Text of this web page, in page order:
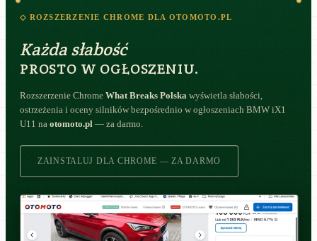
◇ ROZSZERZENIE CHROME DLA OTOMOTO.PL
Każda słabość
PROSTO W OGŁOSZENIU.
Rozszerzenie Chrome What Breaks Polska wyświetla słabości,
ostrzeżenia i oceny silników bezpośrednio w ogłoszeniach BMW iX1
U11 na otomoto.pl — za darmo.
ZAINSTALUJ DLA CHROME — ZA DARMO